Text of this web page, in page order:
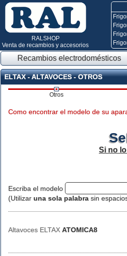
RALSHOP
Venta de recambios y accesorios
Recambios electrodomésticos
ELTAX - ALTAVOCES - OTROS
Otros
Como encontrar el modelo de su
Si no
Escriba el modelo
(Utilizar una sola palabra sin
Altavoces ELTAX ATOMICA8